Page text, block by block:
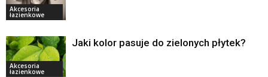
Akcesoria
łazienkowe
Akcesoria
łazienkowe
Jaki kolor pasuje do zielonych płytek?